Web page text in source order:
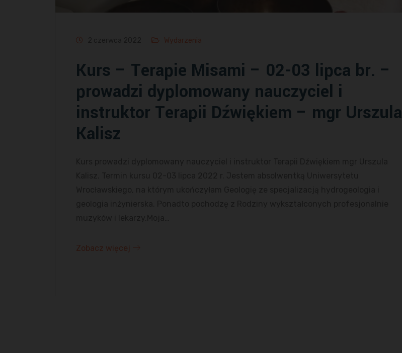
Wydarzenia
Kurs – Terapie Misami – 02-03 lipca br. –
prowadzi dyplomowany nauczyciel i
instruktor Terapii Dźwiękiem – mgr Urszula
Kalisz
Zobacz więcej